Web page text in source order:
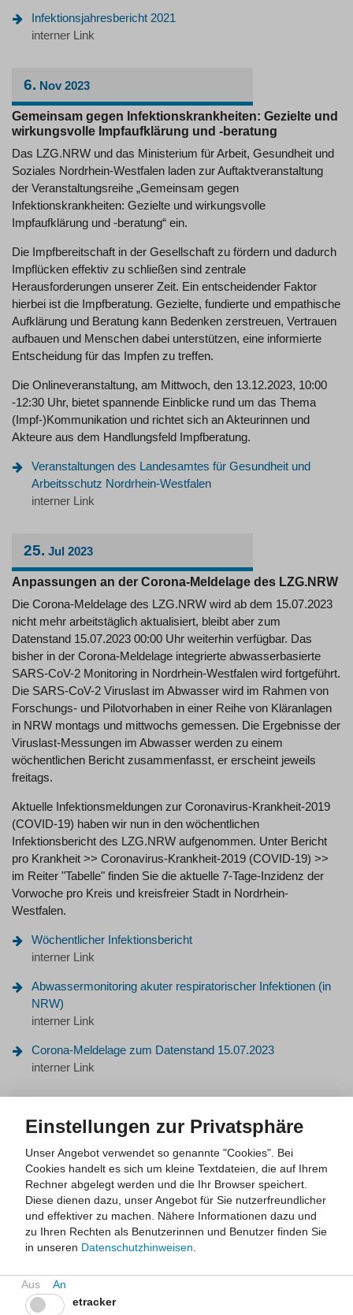
Infektionsjahresbericht 2021
interner Link
6. Nov 2023
Gemeinsam gegen Infektionskrankheiten: Gezielte und
wirkungsvolle Impfaufklärung und -beratung
Das LZG.NRW und das Ministerium für Arbeit, Gesundheit und
Soziales Nordrhein-Westfalen laden zur Auftaktveranstaltung
der Veranstaltungsreihe „Gemeinsam gegen
Infektionskrankheiten: Gezielte und wirkungsvolle
Impfaufklärung und -beratung“ ein.
Die Impfbereitschaft in der Gesellschaft zu fördern und dadurch
Impflücken effektiv zu schließen sind zentrale
Herausforderungen unserer Zeit. Ein entscheidender Faktor
hierbei ist die Impfberatung. Gezielte, fundierte und empathische
Aufklärung und Beratung kann Bedenken zerstreuen, Vertrauen
aufbauen und Menschen dabei unterstützen, eine informierte
Entscheidung für das Impfen zu treffen.
Die Onlineveranstaltung, am Mittwoch, den 13.12.2023, 10:00
-12:30 Uhr, bietet spannende Einblicke rund um das Thema
(Impf-)Kommunikation und richtet sich an Akteurinnen und
Akteure aus dem Handlungsfeld Impfberatung.
Veranstaltungen des Landesamtes für Gesundheit und
Arbeitsschutz Nordrhein-Westfalen
interner Link
25. Jul 2023
Anpassungen an der Corona-Meldelage des LZG.NRW
Die Corona-Meldelage des LZG.NRW wird ab dem 15.07.2023
nicht mehr arbeitstäglich aktualisiert, bleibt aber zum
Datenstand 15.07.2023 00:00 Uhr weiterhin verfügbar. Das
bisher in der Corona-Meldelage integrierte abwasserbasierte
SARS-CoV-2 Monitoring in Nordrhein-Westfalen wird fortgeführt.
Die SARS-CoV-2 Viruslast im Abwasser wird im Rahmen von
Forschungs- und Pilotvorhaben in einer Reihe von Kläranlagen
in NRW montags und mittwochs gemessen. Die Ergebnisse der
Viruslast-Messungen im Abwasser werden zu einem
wöchentlichen Bericht zusammenfasst, er erscheint jeweils
freitags.
Aktuelle Infektionsmeldungen zur Coronavirus-Krankheit-2019
(COVID-19) haben wir nun in den wöchentlichen
Infektionsbericht des LZG.NRW aufgenommen. Unter Bericht
pro Krankheit >> Coronavirus-Krankheit-2019 (COVID-19) >>
im Reiter "Tabelle" finden Sie die aktuelle 7-Tage-Inzidenz der
Vorwoche pro Kreis und kreisfreier Stadt in Nordrhein-
Westfalen.
Wöchentlicher Infektionsbericht
interner Link
Abwassermonitoring akuter respiratorischer Infektionen (in
NRW)
interner Link
Corona-Meldelage zum Datenstand 15.07.2023
interner Link
25. Nov 2022
Abwassermonitoring NRW: zusätzlicher Covid-19-
Trendindikator ab sofort online verfügbar
molekularbiologischer Methoden nachweisbar. Diese Viruslast
im Abwasser wird im Rahmen von Forschungs- und
Pilotvorhaben in einer Reihe von Kläranlagen in Nordrhein-
Einstellungen zur Privatsphäre
Unser Angebot verwendet so genannte "Cookies". Bei
Cookies handelt es sich um kleine Textdateien, die auf Ihrem
Rechner abgelegt werden und die Ihr Browser speichert.
Diese dienen dazu, unser Angebot für Sie nutzerfreundlicher
und effektiver zu machen. Nähere Informationen dazu und
zu Ihren Rechten als Benutzerinnen und Benutzer finden Sie
in unseren Datenschutzhinweisen.
etracker